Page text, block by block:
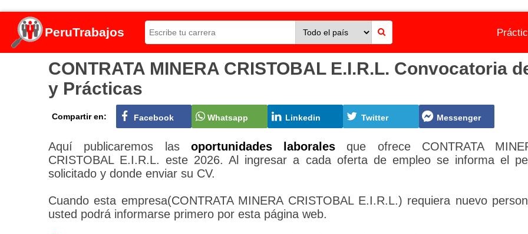
PeruTrabajos
CONTRATA MINERA CRISTOBAL E.I.R.L. Convocatoria
y Prácticas
Compartir en: Facebook Whatsapp Linkedin Twitter Messenger
Aquí publicaremos las oportunidades laborales que ofrece CONTRATA
CRISTOBAL E.I.R.L. este 2026. Al ingresar a cada oferta de empleo se informa el
solicitado y donde enviar su CV.
Cuando esta empresa(CONTRATA MINERA CRISTOBAL E.I.R.L.) requiera nuevo
usted podrá informarse primero por esta página web.